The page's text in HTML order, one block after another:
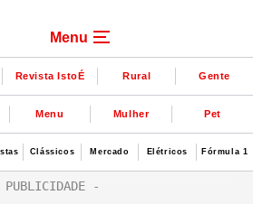
Menu
Revista IstoÉ Rural Gente
Menu Mulher Pet
Clássicos Mercado Elétricos Fórmula 1